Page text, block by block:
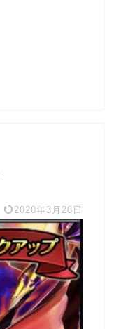
2020年3月28日